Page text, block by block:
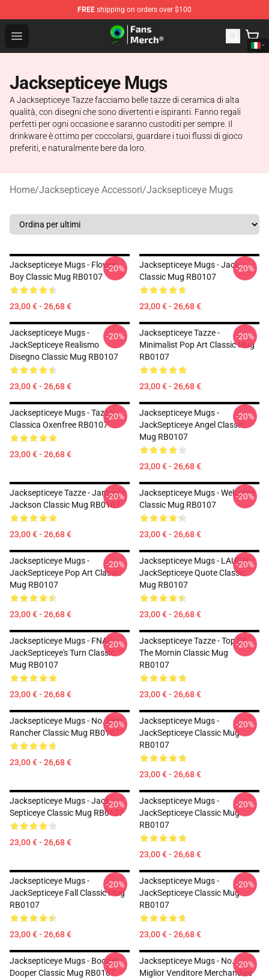
FREE shipping on orders over $100
Open menu
Jacksepticeye Store - Official Jacksepticeye
Jacksepticeye Mugs
A Jacksepticeye Tazze facciamo belle tazze di ceramica di alta
qualità, con disegni che sono divertenti e ispiranti. Fanno regali
perfetti per ogni occasione e saranno custoditi per sempre. Il
drinkware è ottimo per coccolarsi, guardare i tuoi flussi di gioco
preferiti, e naturalmente bere da loro.
Home/Jacksepticeye Accessori/Jacksepticeye Mugs
Jacksepticeye Mugs - Flower
Boy Classic Mug RB0107
23,00 € - 26,68 €
-20%
Jacksepticeye Mugs - Jack
Classic Mug RB0107
23,00 € - 26,68 €
-20%
Jacksepticeye Mugs -
JackSepticeye Realismo
Disegno Classic Mug RB0107
23,00 € - 26,68 €
-20%
Jacksepticeye Tazze -
Minimalist Pop Art Classic Mug
RB0107
23,00 € - 26,68 €
-20%
Jacksepticeye Mugs - Tazza
Classica Oxenfree RB0107
23,00 € - 26,68 €
-20%
Jacksepticeye Mugs -
JackSepticeye Angel Classic
Mug RB0107
23,00 € - 26,68 €
-20%
Jacksepticeye Tazze - Jameson
Jackson Classic Mug RB0107
23,00 € - 26,68 €
-20%
Jacksepticeye Mugs - Welcome
Classic Mug RB0107
23,00 € - 26,68 €
-20%
Jacksepticeye Mugs -
JackSepticeye Pop Art Classic
Mug RB0107
23,00 € - 26,68 €
-20%
Jacksepticeye Mugs - LAUGH
JackSepticeye Quote Classic
Mug RB0107
23,00 € - 26,68 €
-20%
Jacksepticeye Mugs - FNAF:
JackSepticeye's Turn Classic
Mug RB0107
23,00 € - 26,68 €
-20%
Jacksepticeye Tazze - Top Of
The Mornin Classic Mug
RB0107
23,00 € - 26,68 €
-20%
Jacksepticeye Mugs - No. Slim
Rancher Classic Mug RB0107
23,00 € - 26,68 €
-20%
Jacksepticeye Mugs -
JackSepticeye Classic Mug
RB0107
23,00 € - 26,68 €
-20%
Jacksepticeye Mugs - Jack
Septiceye Classic Mug RB0107
23,00 € - 26,68 €
-20%
Jacksepticeye Mugs -
JackSepticeye Classic Mug
RB0107
23,00 € - 26,68 €
-20%
Jacksepticeye Mugs -
JackSepticeye Fall Classic Mug
RB0107
23,00 € - 26,68 €
-20%
Jacksepticeye Mugs -
JackSepticeye Classic Mug
RB0107
23,00 € - 26,68 €
-20%
Jacksepticeye Mugs - Booper
Dooper Classic Mug RB0107
-20%
Jacksepticeye Mugs - No.
Miglior Venditore Merchandise
-20%